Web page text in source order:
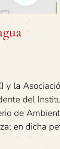
la
del
de
en dicha